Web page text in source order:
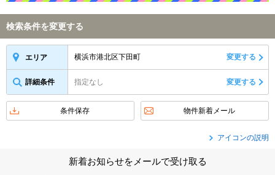
検索条件を変更する
エリア 横浜市港北区下田町 変更する
詳細条件 指定なし 変更する
条件保存 物件新着メール
アイコンの説明
新着お知らせをメールで受け取る